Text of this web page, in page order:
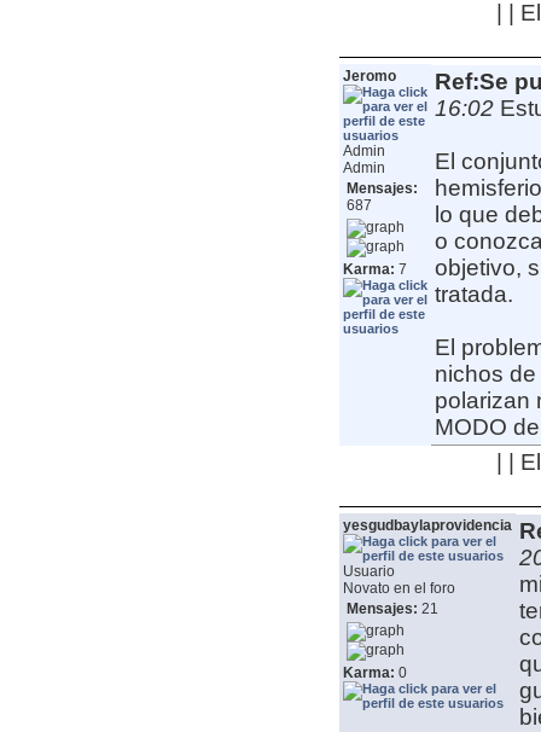
| |
Jeromo
Admin
Admin
Mensajes:
687
Karma: 7
Ref:Se
16:02
El
lo que
o
objetivo,
tratada.
El
nichos
polarizan
MODO
| |
yesgudbaylaprovidencia
Usuario
Novato en el foro
Mensajes: 21
Karma: 0